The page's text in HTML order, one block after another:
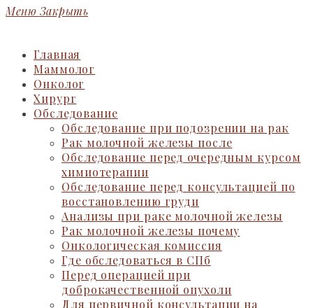
Меню Закрыть
Главная
Маммолог
Онколог
Хирург
Обследование
Обследование при подозрении на рак
Рак молочной железы после
Обследование перед очередным курсом
химиотерапии
Обследование перед консультацией по
восстановлению груди
Анализы при раке молочной железы
Рак молочной железы почему
Онкологическая комиссия
Где обследоваться в СПб
Перед операцией при
доброкачественной опухоли
Для первичной консультации на